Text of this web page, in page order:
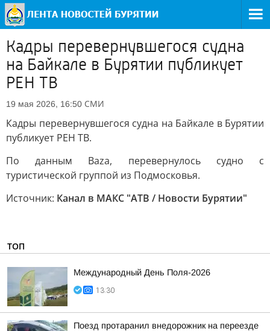
Кадры перевернувшегося судна
на Байкале в Бурятии публикует
РЕН ТВ
19 мая 2026, 16:50 СМИ
Кадры перевернувшегося судна на Байкале в Бурятии
публикует РЕН ТВ.
По данным Baza, перевернулось судно с
туристической группой из Подмосковья.
Источник: Канал в МАКС "АТВ / Новости Бурятии"
ТОП
Международный День Поля-2026
13:30
Поезд протаранил внедорожник на переезде